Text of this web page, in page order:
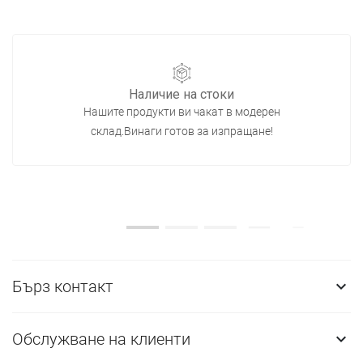
Наличие на стоки
Нашите продукти ви чакат в модерен
склад.Винаги готов за изпращане!
Бърз контакт 
Обслужване на клиенти 